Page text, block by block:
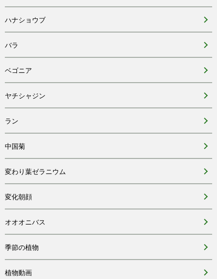
ハナショウブ
バラ
ベゴニア
ヤチシャジン
ラン
中国菊
変わり葉ゼラニウム
変化朝顔
オオオニバス
季節の植物
植物動画